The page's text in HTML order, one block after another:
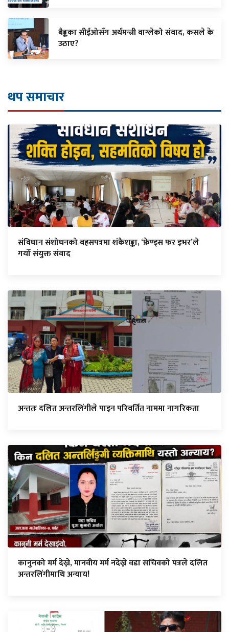
बैङ्कका सीईओसँग अर्थमन्त्री वाग्लेको संवाद, कसले के
उठाए?
थप समाचार
संविधान संशोधनको बहसपत्रमा शंकैशङ्का, ‘फ्रेण्ड्स फर इभर’ले
गर्यो संयुक्त संवाद
अन्ततः दलित अन्तरलिंगीले पाइन परिवर्तित नाममा नागरिकता
कानुनको मर्म देख्ने, मानवीय मर्म नदेख्ने वडा सचिवको पत्रले दलित
अन्तरलिंगीमाथि अन्याय!